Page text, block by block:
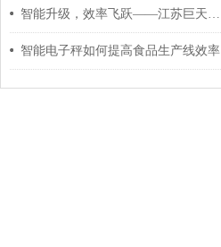
智能升级，效率飞跃——江苏巨天智能电子秤重新定义称重管理
智能电子秤如何提高食品生产线效率